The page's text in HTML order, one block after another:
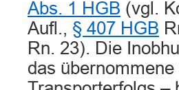
Abs. 1 HGB (vgl.
Aufl., § 407 HGB
Rn. 23). Die
das